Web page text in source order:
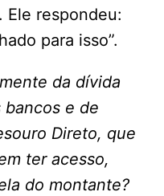
Ele respondeu:
para isso”.
da dívida
bancos e de
Direto, que
ter acesso,
do montante?